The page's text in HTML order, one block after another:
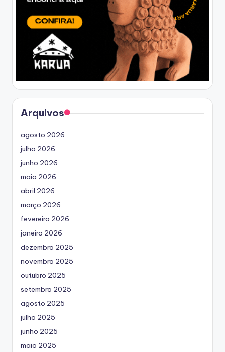
Arquivos
agosto 2026
julho 2026
junho 2026
maio 2026
abril 2026
março 2026
fevereiro 2026
janeiro 2026
dezembro 2025
novembro 2025
outubro 2025
setembro 2025
agosto 2025
julho 2025
junho 2025
maio 2025